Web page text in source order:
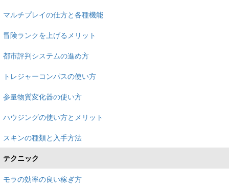
マルチプレイの仕方と各種機能
冒険ランクを上げるメリット
都市評判システムの進め方
トレジャーコンパスの使い方
参量物質変化器の使い方
ハウジングの使い方とメリット
スキンの種類と入手方法
テクニック
モラの効率の良い稼ぎ方